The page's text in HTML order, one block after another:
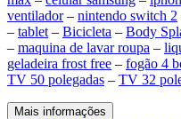
ventilador– nintendo switch 2
– tablet – Bicicleta – Body
– maquina de lavar roupa –
geladeira frost free – fogão 4
TV 50 polegadas – TV 32
Mais informações